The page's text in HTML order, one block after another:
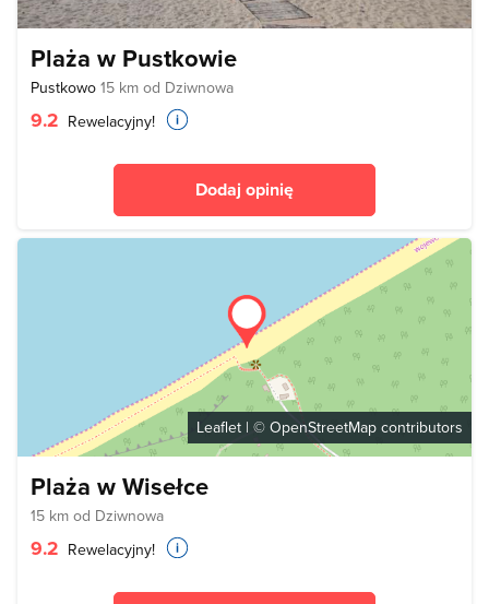
Plaża w Pustkowie
Pustkowo 15 km od Dziwnowa
9.2 Rewelacyjny!
Dodaj opinię
Leaflet | © OpenStreetMap contributors
Plaża w Wisełce
15 km od Dziwnowa
9.2 Rewelacyjny!